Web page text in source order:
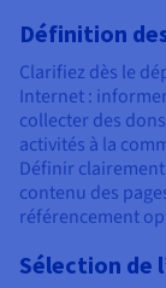
Définition
Clarifiez dès le
Internet :
collecter des
activités à la
Définir
contenu des
référencement
Sélection de